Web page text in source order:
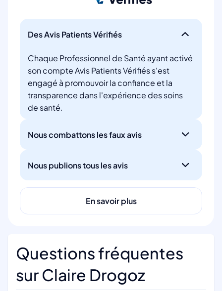
Des Avis Patients Vérifiés
Chaque Professionnel de Santé ayant activé
son compte Avis Patients Vérifiés s'est
engagé à promouvoir la confiance et la
transparence dans l'expérience des soins
de santé.
Nous combattons les faux avis
Nous publions tous les avis
En savoir plus
Questions fréquentes
sur Claire Drogoz